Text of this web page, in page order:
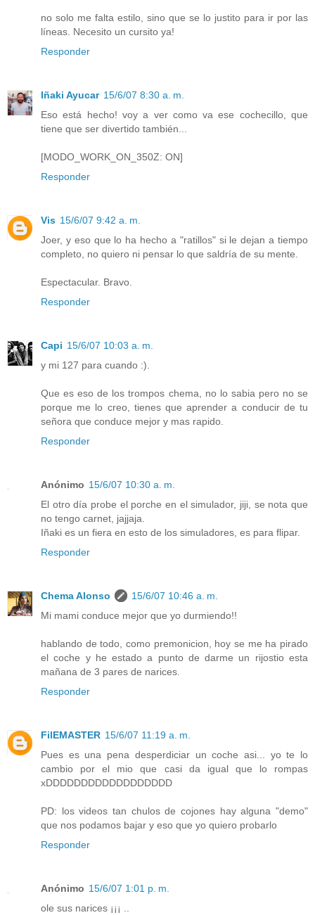
no solo me falta estilo, sino que se lo justito para ir por las
líneas. Necesito un cursito ya!
Responder
Iñaki Ayucar 15/6/07 8:30 a. m.
Eso está hecho! voy a ver como va ese cochecillo, que
tiene que ser divertido también...
[MODO_WORK_ON_350Z: ON]
Responder
Vis 15/6/07 9:42 a. m.
Joer, y eso que lo ha hecho a "ratillos" si le dejan a tiempo
completo, no quiero ni pensar lo que saldría de su mente.
Espectacular. Bravo.
Responder
Capi 15/6/07 10:03 a. m.
y mi 127 para cuando :).
Que es eso de los trompos chema, no lo sabia pero no se
porque me lo creo, tienes que aprender a conducir de tu
señora que conduce mejor y mas rapido.
Responder
Anónimo 15/6/07 10:30 a. m.
El otro día probe el porche en el simulador, jiji, se nota que
no tengo carnet, jajjaja.
Iñaki es un fiera en esto de los simuladores, es para flipar.
Responder
Chema Alonso
15/6/07 10:46 a. m.
Mi mami conduce mejor que yo durmiendo!!
hablando de todo, como premonicion, hoy se me ha pirado
el coche y he estado a punto de darme un rijostio esta
mañana de 3 pares de narices.
Responder
FilEMASTER 15/6/07 11:19 a. m.
Pues es una pena desperdiciar un coche asi... yo te lo
cambio por el mio que casi da igual que lo rompas
xDDDDDDDDDDDDDDDDDD
PD: los videos tan chulos de cojones hay alguna "demo"
que nos podamos bajar y eso que yo quiero probarlo
Responder
Anónimo 15/6/07 1:01 p. m.
ole sus narices ¡¡¡ ..